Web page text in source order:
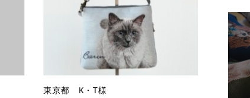
東京都 K・T様